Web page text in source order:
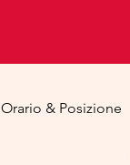
Orario & Posizione